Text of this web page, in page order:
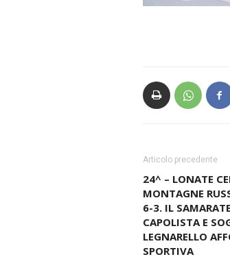
Articolo precedente
24^ – LONATE
MONTAGNE
6-3. IL
CAPOLISTA E
LEGNARELLO
SPORTIVA